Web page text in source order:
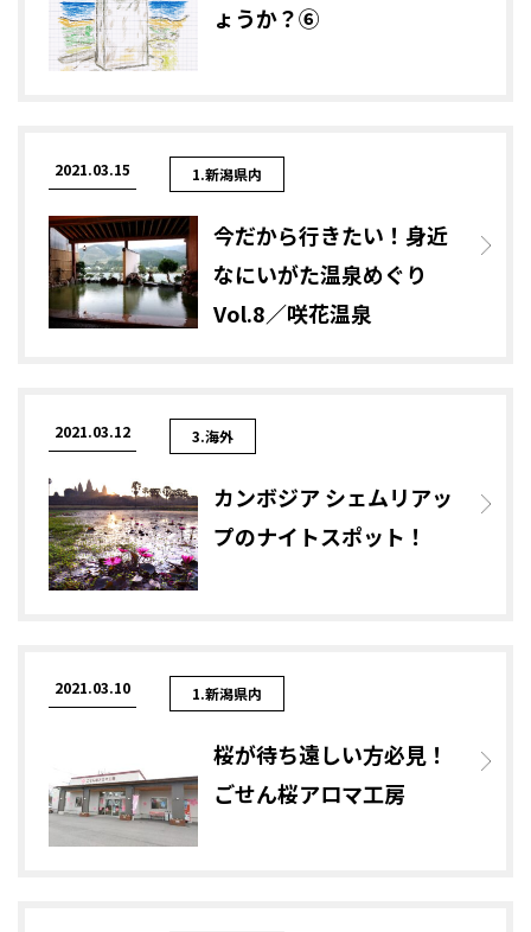
ょうか？⑥
2021.03.15 1.新潟県内
今だから行きたい！身近
なにいがた温泉めぐり
Vol.8／咲花温泉
2021.03.12 3.海外
カンボジア シェムリアッ
プのナイトスポット！
2021.03.10 1.新潟県内
桜が待ち遠しい方必見！
ごせん桜アロマ工房